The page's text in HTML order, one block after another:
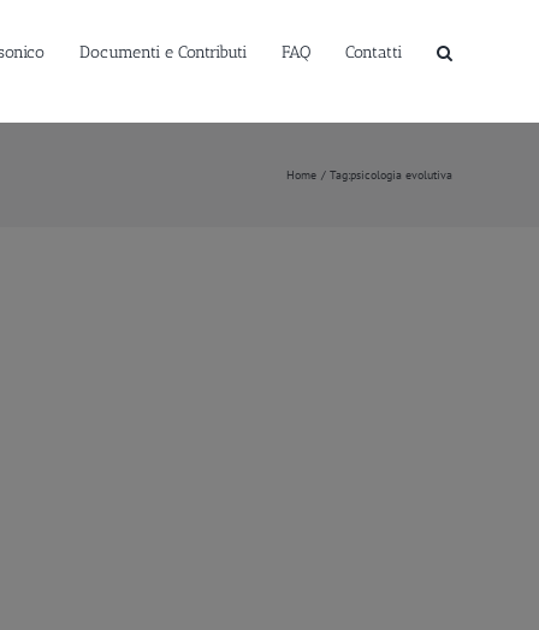
Documenti e Contributi FAQ Contatti
Home Tag:psicologia evolutiva